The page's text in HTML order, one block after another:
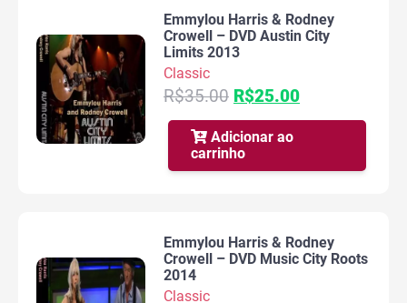
Emmylou Harris & Rodney
Crowell – DVD Austin City
Limits 2013
Classic
R$35.00 O
preço
original
era:
R$35.00.
R$25.00O
preço
R$25.00.
Adicionar ao
carrinho
Emmylou Harris & Rodney
Crowell – DVD Music City Roots
2014
Classic